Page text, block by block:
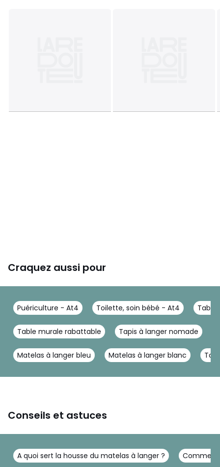
Craquez aussi pour
Puériculture - At4 Toilette, soin bébé - At4 Table
Table murale rabattable Tapis à langer nomade
Matelas à langer bleu Matelas à langer blanc
Conseils et astuces
A quoi sert la housse du matelas à langer ? Comment